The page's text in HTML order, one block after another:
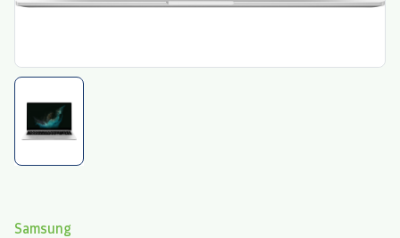
Samsung